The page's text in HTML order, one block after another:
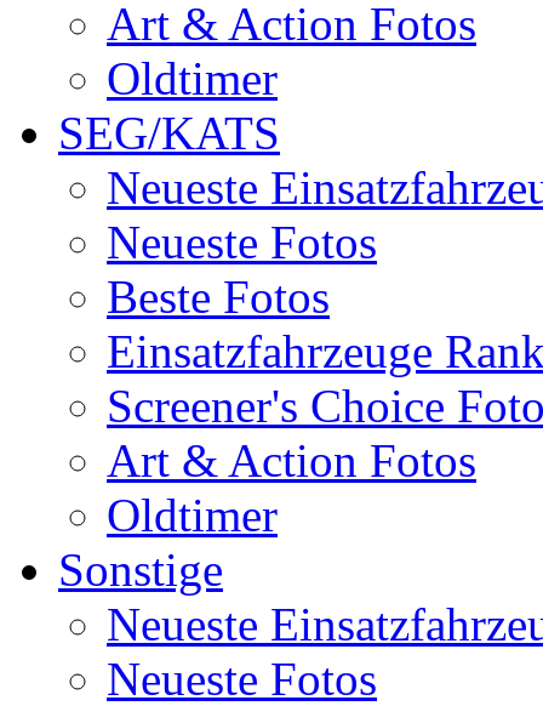
Art & Action Fotos
Oldtimer
SEG/KATS
Neueste
Neueste Fotos
Beste Fotos
Einsatzfahrzeuge
Screener's Choice
Art & Action Fotos
Oldtimer
Sonstige
Neueste
Neueste Fotos